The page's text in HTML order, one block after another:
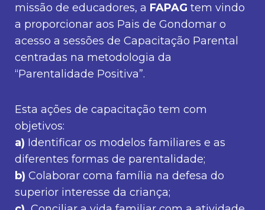
missão de educadores, a FAPAG tem vindo
a proporcionar aos Pais de Gondomar o
acesso a sessões de Capacitação Parental
centradas na metodologia da
“Parentalidade Positiva”.
Esta ações de capacitação tem com
objetivos:
a) Identificar os modelos familiares e as
diferentes formas de parentalidade;
b) Colaborar coma família na defesa do
superior interesse da criança;